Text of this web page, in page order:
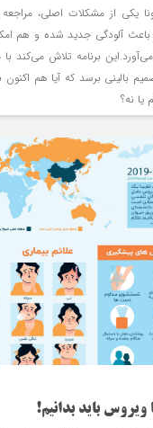
یکی از مشکلات اصلی، مراجعه
آلودگی جدید شده و هم
می‌آورد.این برنامه تلاش می‌کند
برسد که آیا هم اکنون
یا نه؟
باید بدانیم!